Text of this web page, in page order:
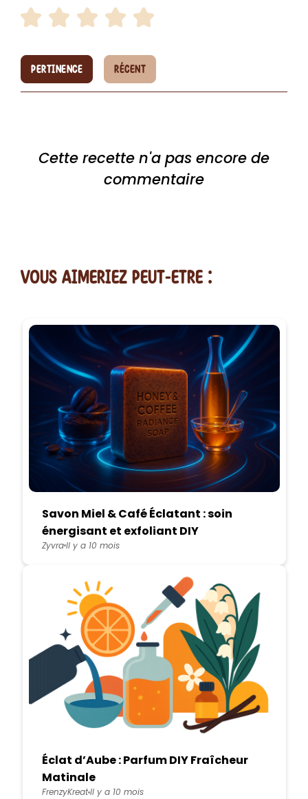
PERTINENCE RÉCENT
Cette recette n'a pas encore de
commentaire
vous AIMERiEZ PEUT-ETRE :
Savon Miel & Café Éclatant : soin
énergisant et exfoliant DIY
ZyvraIl y a 10 mois
Éclat d’Aube : Parfum DIY Fraîcheur
Matinale
FrenzyKreatIl y a 10 mois